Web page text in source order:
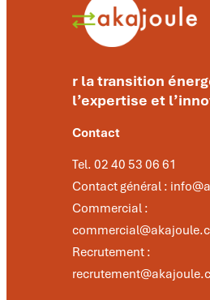
r la transition
l’expertise et
Contact
Tel. 02 40 53 06 61
Contact général :
Commercial :
Recrutement :